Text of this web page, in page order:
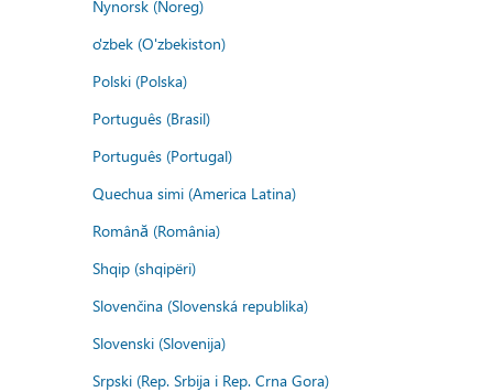
Nynorsk (Noreg)
o'zbek (O'zbekiston)
Polski (Polska)
Português (Brasil)
Português (Portugal)
Quechua simi (America Latina)
Română (România)
Shqip (shqipëri)
Slovenčina (Slovenská republika)
Slovenski (Slovenija)
Srpski (Rep. Srbija i Rep. Crna Gora)